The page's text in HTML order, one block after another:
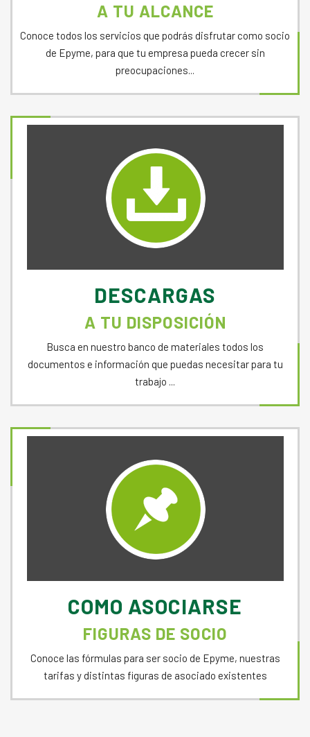
A TU ALCANCE
Conoce todos los servicios que podrás disfrutar como socio
de Epyme, para que tu empresa pueda crecer sin
preocupaciones...
DESCARGAS
A TU DISPOSICIÓN
Busca en nuestro banco de materiales todos los
documentos e información que puedas necesitar para tu
trabajo ...
COMO ASOCIARSE
FIGURAS DE SOCIO
Conoce las fórmulas para ser socio de Epyme, nuestras
tarifas y distintas figuras de asociado existentes